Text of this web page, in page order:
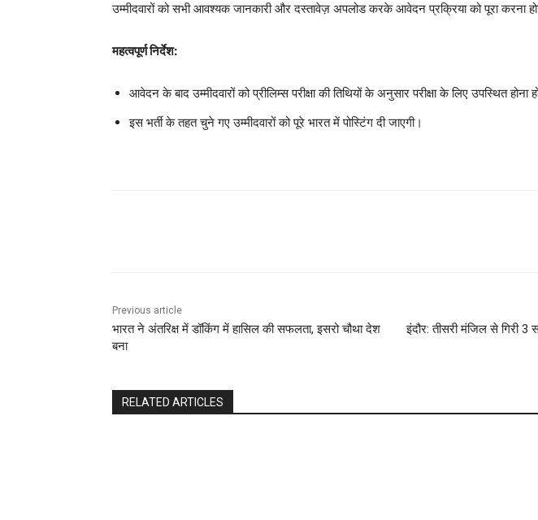
उम्मीदवारों को सभी आवश्यक जानकारी और दस्तावेज़ अपलोड करके आवेदन प्रक्रिया को पूरा करना
महत्वपूर्ण निर्देश:
आवेदन के बाद उम्मीदवारों को प्रीलिम्स परीक्षा की तिथियों के अनुसार परीक्षा के लिए उपस्थित होना
इस भर्ती के तहत चुने गए उम्मीदवारों को पूरे भारत में पोस्टिंग दी जाएगी।
Previous article
भारत ने अंतरिक्ष में डॉकिंग में हासिल की सफलता, इसरो चौथा देश
बना
इंदौर: तीसरी मंजिल से गिरी 3
RELATED ARTICLES